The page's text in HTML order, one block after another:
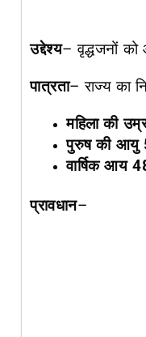
उद्देश्य–वृद्धजनों को
पात्रता–राज्य का
महिला की
पुरुष की आयु
वार्षिक आय
प्रावधान–